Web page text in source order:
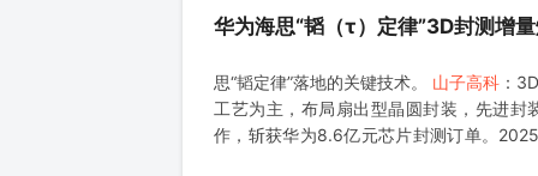
华为海思“韬（τ）定律”3D封测增
思“韬定律”落地的关键技术。 山子高科 ：
工艺为主，布局扇出型晶圆封装，先进
作，斩获华为8.6亿元芯片封测订单。